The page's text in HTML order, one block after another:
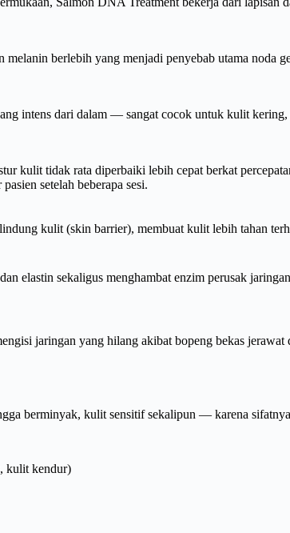
berlebih yang menjadi penyebab utama noda
intens dari dalam — sangat cocok untuk kulit
kulit tidak rata diperbaiki lebih cepat berkat
setelah beberapa sesi.
kulit (skin barrier), membuat kulit lebih tahan
elastin sekaligus menghambat enzim perusak
jaringan yang hilang akibat bopeng bekas jerawat
berminyak, kulit sensitif sekalipun — karena
kulit kendur)